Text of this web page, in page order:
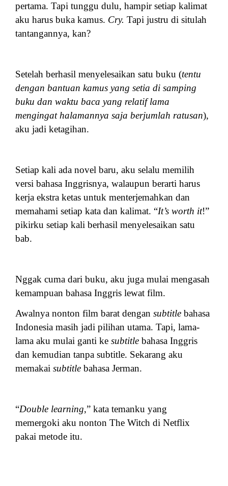
pertama. Tapi tunggu dulu, hampir setiap kalimat
aku harus buka kamus. Cry. Tapi justru di situlah
tantangannya, kan?
Setelah berhasil menyelesaikan satu buku (tentu
dengan bantuan kamus yang setia di samping
buku dan waktu baca yang relatif lama
mengingat halamannya saja berjumlah ratusan),
aku jadi ketagihan.
Setiap kali ada novel baru, aku selalu memilih
versi bahasa Inggrisnya, walaupun berarti harus
kerja ekstra ketas untuk menterjemahkan dan
memahami setiap kata dan kalimat. “It’s worth it!”
pikirku setiap kali berhasil menyelesaikan satu
bab.
Nggak cuma dari buku, aku juga mulai mengasah
kemampuan bahasa Inggris lewat film.
Awalnya nonton film barat dengan subtitle bahasa
Indonesia masih jadi pilihan utama. Tapi, lama-
lama aku mulai ganti ke subtitle bahasa Inggris
dan kemudian tanpa subtitle. Sekarang aku
memakai subtitle bahasa Jerman.
“Double learning,” kata temanku yang
memergoki aku nonton The Witch di Netflix
pakai metode itu.